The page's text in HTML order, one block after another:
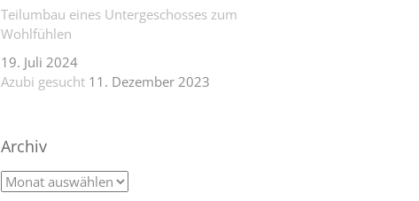
Teilumbau eines Untergeschosses zum
Wohlfühlen
19. Juli 2024
Azubi gesucht 11. Dezember 2023
Archiv